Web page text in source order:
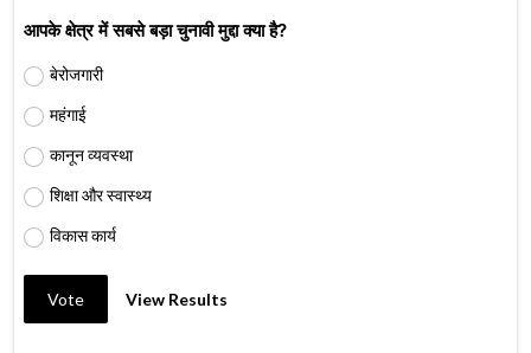
आपके क्षेत्र में सबसे बड़ा चुनावी मुद्दा क्या है?
बेरोजगारी
महंगाई
कानून व्यवस्था
शिक्षा और स्वास्थ्य
विकास कार्य
Vote View Results